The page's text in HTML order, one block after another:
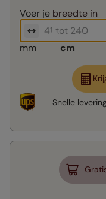
Voer je breedte in
mm cm
Snelle